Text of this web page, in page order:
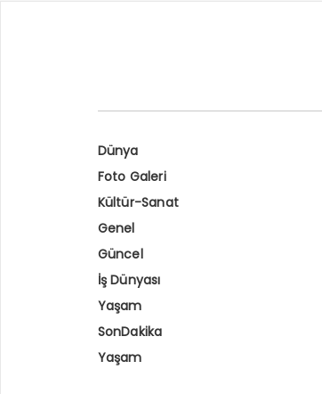
Dünya
Foto Galeri
Kültür-Sanat
Genel
Güncel
İş Dünyası
Yaşam
SonDakika
Yaşam